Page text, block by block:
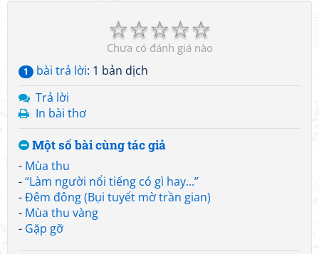
☆
☆
☆
☆
☆
Chưa có đánh giá nào
1 bài trả lời: 1 bản dịch
Trả lời
In bài thơ
Một số bài cùng tác giả
- Mùa thu
-“Làm người nổi tiếng có gì hay...”
-Đêm đông (Bụi tuyết mờ trần gian)
- Mùa thu vàng
- Gặp gỡ